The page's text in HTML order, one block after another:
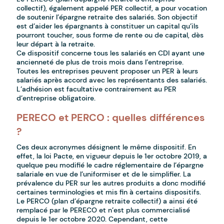
collectif), également appelé PER collectif, a pour vocation
de soutenir l’épargne retraite des salariés. Son objectif
est d’aider les épargnants à constituer un capital qu’ils
pourront toucher, sous forme de rente ou de capital, dès
leur départ à la retraite.
Ce dispositif concerne tous les salariés en CDI ayant une
ancienneté de plus de trois mois dans l’entreprise.
Toutes les entreprises peuvent proposer un PER à leurs
salariés après accord avec les représentants des salariés.
L’adhésion est facultative contrairement au PER
d’entreprise obligatoire.
PERECO et PERCO : quelles différences
?
Ces deux acronymes désignent le même dispositif. En
effet, la loi Pacte, en vigueur depuis le 1er octobre 2019, a
quelque peu modifié le cadre réglementaire de l’épargne
salariale en vue de l’uniformiser et de le simplifier. La
prévalence du PER sur les autres produits a donc modifié
certaines terminologies et mis fin à certains dispositifs.
Le PERCO (plan d’épargne retraite collectif) a ainsi été
remplacé par le PERECO et n’est plus commercialisé
depuis le 1er octobre 2020. Cependant, cette